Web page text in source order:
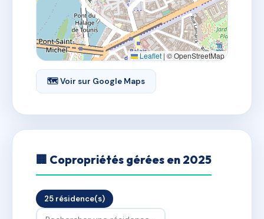
Leaflet | © OpenStreetMap
🗺 Voir sur Google Maps
🏢 Copropriétés gérées en 2025
25 résidence(s)